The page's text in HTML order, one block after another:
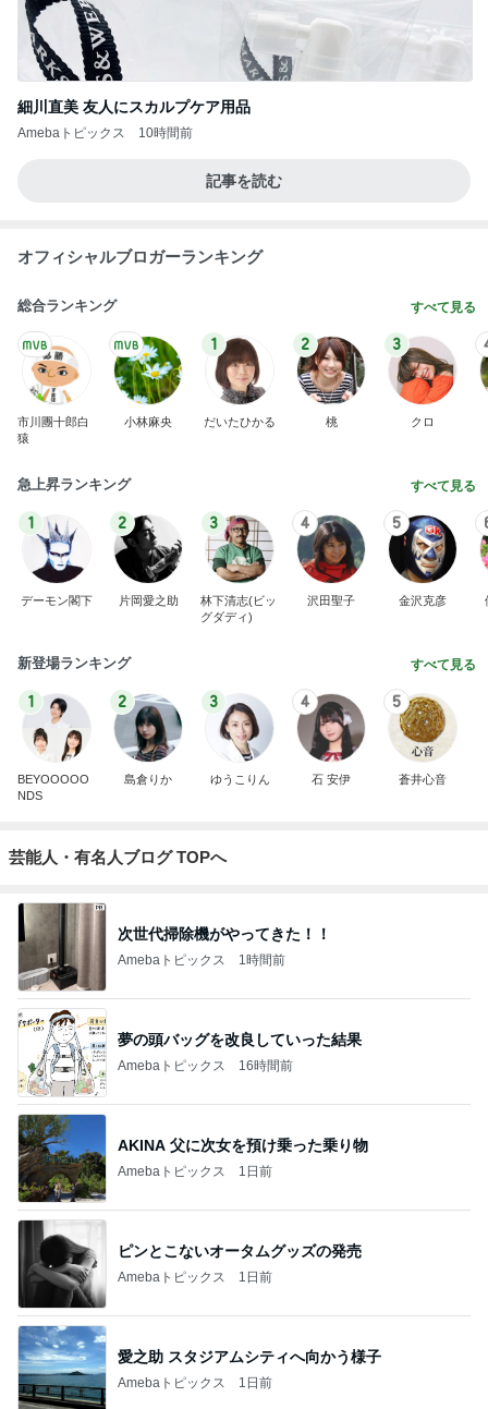
細川直美 友人にスカルプケア用品
Amebaトピックス 10時間前
記事を読む
オフィシャルブロガーランキング
総合ランキング すべて見る
市川團十郎白
猿
小林麻央
1
だいたひかる
2
桃
3
クロ
急上昇ランキング すべて見る
1
デーモン閣下
2
片岡愛之助
3
林下清志(ビッ
グダディ)
4
沢田聖子
5
金沢克彦
新登場ランキング すべて見る
1
BEYOOOOO
NDS
2
島倉りか
3
ゆうこりん
4
石 安伊
5
蒼井心音
芸能人・有名人ブログ TOPへ
次世代掃除機がやってきた！！
Amebaトピックス 1時間前
夢の頭バッグを改良していった結果
Amebaトピックス 16時間前
AKINA 父に次女を預け乗った乗り物
Amebaトピックス 1日前
ピンとこないオータムグッズの発売
Amebaトピックス 1日前
愛之助 スタジアムシティへ向かう様子
Amebaトピックス 1日前